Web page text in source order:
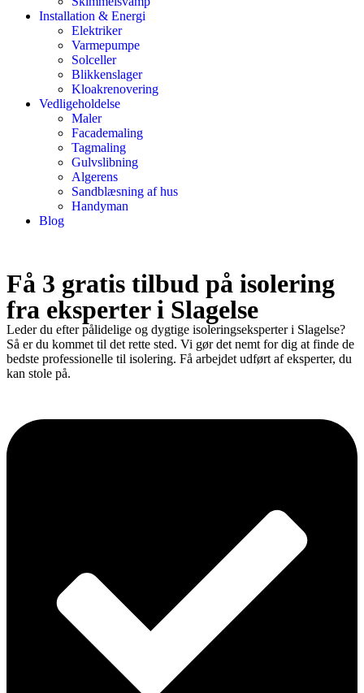
Installation & Energi
Elektriker
Varmepumpe
Solceller
Blikkenslager
Kloakrenovering
Vedligeholdelse
Maler
Facademaling
Tagmaling
Gulvslibning
Algerens
Sandblæsning af hus
Handyman
Blog
Få 3 gratis tilbud på isolering
fra eksperter i Slagelse
Leder du efter pålidelige og dygtige isoleringseksperter i Slagelse?
Så er du kommet til det rette sted. Vi gør det nemt for dig at finde de
bedste professionelle til isolering. Få arbejdet udført af eksperter, du
kan stole på.